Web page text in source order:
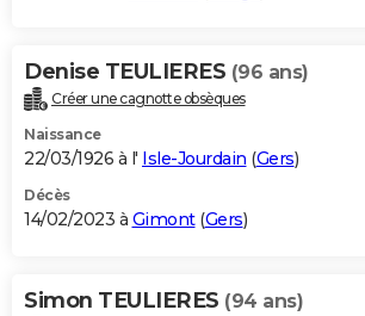
Denise TEULIERES (96 ans)
Créer une cagnotte obsèques
Naissance
22/03/1926 à l' Isle-Jourdain (Gers)
Décès
14/02/2023 à Gimont(Gers)
Simon TEULIERES (94 ans)